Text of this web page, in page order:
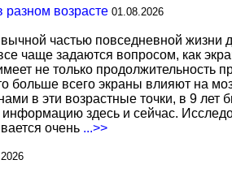
возрасте 01.08.2026
частью повседневной жизни
чаще задаются вопросом, как
не только
больше всего экраны влияют на
в эти возрастные точки, в 9 лет
здесь и сейчас.
очень ...>>